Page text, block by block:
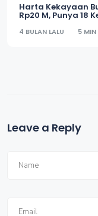
Harta Kekayaan
Rp20 M, Punya 18
4 BULAN LALU 5 MIN
Leave a Reply